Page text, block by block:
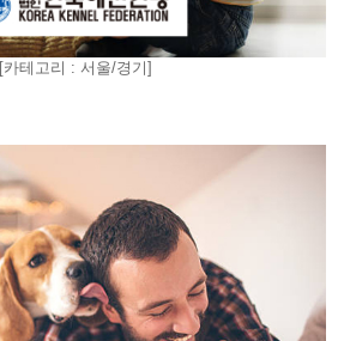
[카테고리 : 서울/경기]